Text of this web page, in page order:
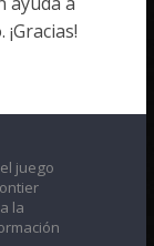
juego
la